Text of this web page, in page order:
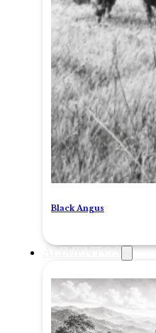
Black Angus
ALIMENTOS